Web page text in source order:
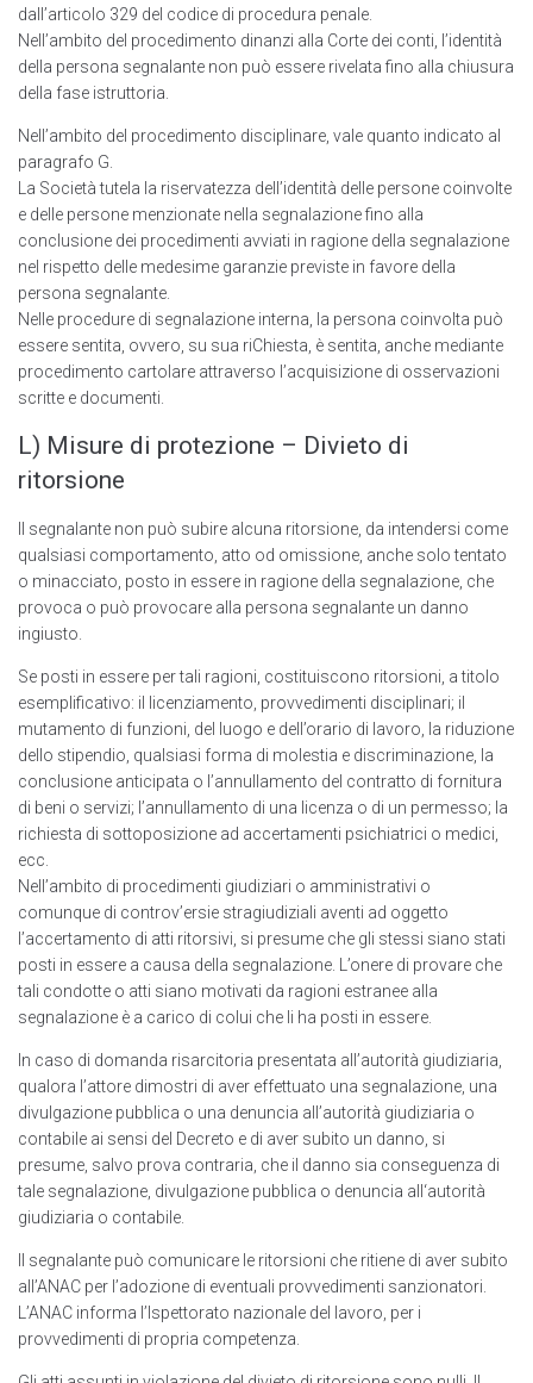
dall’articolo 329 del codice di procedura penale.
Nell’ambito del procedimento dinanzi alla Corte dei conti, l’identità
della persona segnalante non può essere rivelata fino alla chiusura
della fase istruttoria.
Nell’ambito del procedimento disciplinare, vale quanto indicato al
paragrafo G.
La Società tutela la riservatezza dell’identità delle persone coinvolte
e delle persone menzionate nella segnalazione fino alla
conclusione dei procedimenti avviati in ragione della segnalazione
nel rispetto delle medesime garanzie previste in favore della
persona segnalante.
Nelle procedure di segnalazione interna, la persona coinvolta può
essere sentita, ovvero, su sua riChiesta, è sentita, anche mediante
procedimento cartolare attraverso l’acquisizione di osservazioni
scritte e documenti.
L) Misure di protezione – Divieto di
ritorsione
Il segnalante non può subire alcuna ritorsione, da intendersi come
qualsiasi comportamento, atto od omissione, anche solo tentato
o minacciato, posto in essere in ragione della segnalazione, che
provoca o può provocare alla persona segnalante un danno
ingiusto.
Se posti in essere per tali ragioni, costituiscono ritorsioni, a titolo
esemplificativo: il licenziamento, provvedimenti disciplinari; il
mutamento di funzioni, del luogo e dell’orario di Iavoro, la riduzione
dello stipendio, qualsiasi forma di molestia e discriminazione, la
conclusione anticipata o l’annullamento del contratto di fornitura
di beni o servizi; l’annullamento di una licenza o di un permesso; la
richiesta di sottoposizione ad accertamenti psichiatrici o medici,
ecc.
Nell’ambito di procedimenti giudiziari o amministrativi o
comunque di controv’ersie stragiudiziali aventi ad oggetto
l’accertamento di atti ritorsivi, si presume che gli stessi siano stati
posti in essere a causa della segnalazione. L’onere di provare che
tali condotte o atti siano motivati da ragioni estranee alla
segnalazione è a carico di colui che li ha posti in essere.
In caso di domanda risarcitoria presentata all’autorità giudiziaria,
qualora l’attore dimostri di aver effettuato una segnalazione, una
divulgazione pubblica o una denuncia all’autorità giudiziaria o
contabile ai sensi del Decreto e di aver subito un danno, si
presume, salvo prova contraria, che il danno sia conseguenza di
tale segnalazione, divulgazione pubblica o denuncia all‘autorità
giudiziaria o contabile.
Il segnalante può comunicare le ritorsioni che ritiene di aver subito
alI’ANAC per l’adozione di eventuali provvedimenti sanzionatori.
L’ANAC informa l’lspettorato nazionale del Iavoro, per i
provvedimenti di propria competenza.